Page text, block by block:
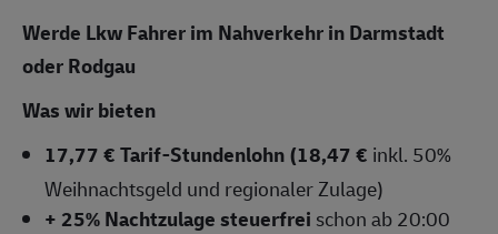
Werde Lkw Fahrer im Nahverkehr in Darmstadt
oder Rodgau
Was wir bieten
17,77 € Tarif-Stundenlohn (18,47 € inkl. 50%
Weihnachtsgeld und regionaler Zulage)
+ 25% Nachtzulage steuerfrei schon ab 20:00